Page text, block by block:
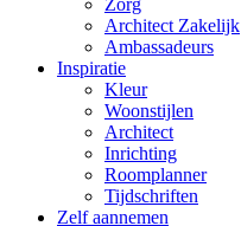
Zorg
Architect Zakelijk
Ambassadeurs
Inspiratie
Kleur
Woonstijlen
Architect
Inrichting
Roomplanner
Tijdschriften
Zelf aannemen